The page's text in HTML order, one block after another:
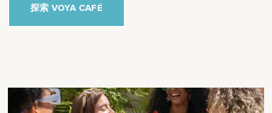
探索 VOYA CAFÉ